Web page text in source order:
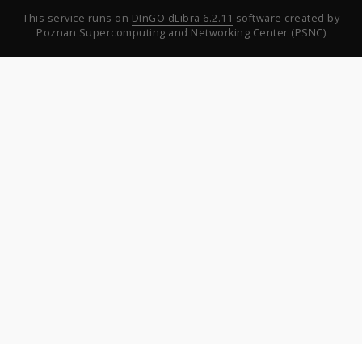
This service runs on DInGO dLibra 6.2.11 software created by
Poznan Supercomputing and Networking Center (PSNC)